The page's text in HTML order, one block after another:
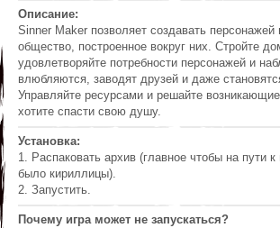
Описание:
Sinner Maker позволяет создавать
общество, построенное вокруг них. Стройте
удовлетворяйте потребности персонажей и
влюбляются, заводят друзей и даже
Управляйте ресурсами и решайте
хотите спасти свою душу.
Установка:
1. Распаковать архив (главное чтобы на пути к
было кириллицы).
2. Запустить.
Почему игра может не запускаться?